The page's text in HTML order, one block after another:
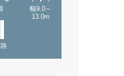
幅9.0～
13.0m